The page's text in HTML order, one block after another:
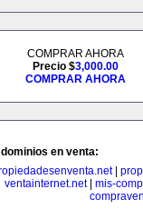
COMPRAR AHORA
Precio $3,000.00
COMPRAR AHORA
en venta:
ventainternet.net| mis-